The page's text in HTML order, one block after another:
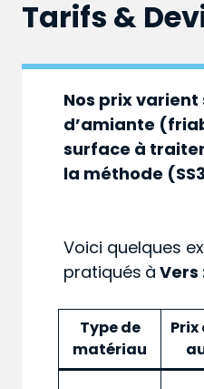
Tarifs &
Nos prix varient
d’amiante
surface à
la méthode
Voici quelques
pratiqués à Vers
Type de
matériau